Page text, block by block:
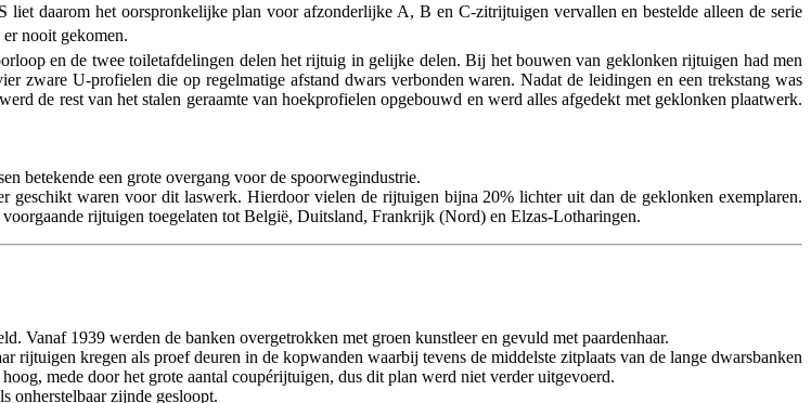
liet daarom het oorspronkelijke plan voor afzonderlijke A, B en C-zitrijtuigen vervallen en bestelde alleen de serie
nooit gekomen.
en de twee toiletafdelingen delen het rijtuig in gelijke delen. Bij het bouwen van geklonken rijtuigen had men
zware U-profielen die op regelmatige afstand dwars verbonden waren. Nadat de leidingen en een trekstang was
de rest van het stalen geraamte van hoekprofielen opgebouwd en werd alles afgedekt met geklonken plaatwerk.
betekende een grote overgang voor de spoorwegindustrie.
waren voor dit laswerk. Hierdoor vielen de rijtuigen bijna 20% lichter uit dan de geklonken exemplaren.
rijtuigen toegelaten tot België, Duitsland, Frankrijk (Nord) en Elzas-Lotharingen.
Vanaf 1939 werden de banken overgetrokken met groen kunstleer en gevuld met paardenhaar.
rijtuigen kregen als proef deuren in de kopwanden waarbij tevens de middelste zitplaats van de lange dwarsbanken
mede door het grote aantal coupérijtuigen, dus dit plan werd niet verder uitgevoerd.
onherstelbaar zijnde gesloopt.